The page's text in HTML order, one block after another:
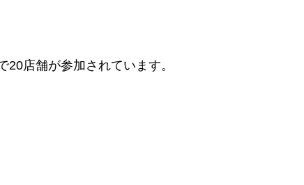
店舗が参加されています。